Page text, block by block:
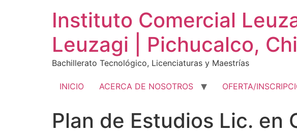
Instituto Comercial
Leuzagi | Pichucalco,
Bachillerato Tecnológico, Licenciaturas y Maestrías
INICIO ACERCA DE NOSOTROS OFERTA/
Plan de Estudios Lic. en